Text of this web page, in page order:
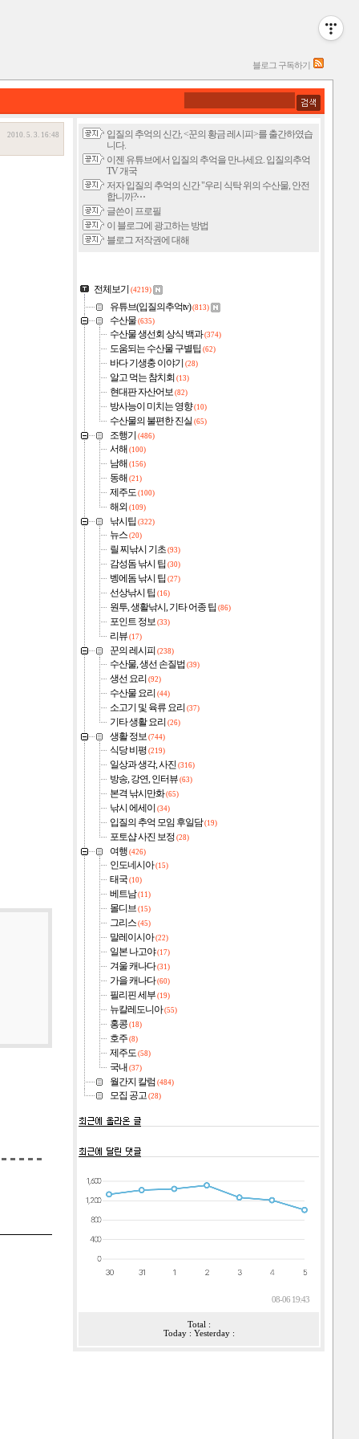
블로그 구독하기
2010. 5. 3. 16:48
입질의 추억의 신간, <꾼의 황금 레시피>를 출간하였습
니다.
이젠 유튜브에서 입질의 추억을 만나세요. 입질의추억
TV 개국
저자 입질의 추억의 신간 "우리 식탁 위의 수산물, 안전
합니까?⋯
글쓴이 프로필
이 블로그에 광고하는 방법
블로그 저작권에 대해
전체보기 (4219)
유튜브(입질의추억tv)(813)
수산물 (635)
수산물 생선회 상식 백과(374)
도움되는 수산물 구별팁 (62)
바다 기생충 이야기 (28)
알고 먹는 참치회 (13)
현대판 자산어보 (82)
방사능이 미치는 영향(10)
수산물의 불편한 진실 (65)
조행기 (486)
서해 (100)
남해 (156)
동해 (21)
제주도 (100)
해외 (109)
낚시팁(322)
뉴스 (20)
릴 찌낚시 기초 (93)
감성돔 낚시 팁 (30)
벵에돔 낚시 팁 (27)
선상낚시 팁 (16)
원투, 생활낚시, 기타 어종 팁 (86)
포인트 정보 (33)
리뷰 (17)
꾼의 레시피 (238)
수산물, 생선 손질법 (39)
생선 요리 (92)
수산물 요리 (44)
소고기 및 육류 요리 (37)
기타 생활 요리 (26)
생활 정보 (744)
식당 비평 (219)
일상과 생각, 사진 (316)
방송, 강연, 인터뷰 (63)
본격 낚시만화(65)
낚시 에세이 (34)
입질의 추억 모임 후일담(19)
포토샵 사진 보정 (28)
여행 (426)
인도네시아(15)
태국 (10)
베트남(11)
몰디브 (15)
그리스 (45)
말레이시아(22)
일본 나고야(17)
겨울 캐나다(31)
가을 캐나다(60)
필리핀 세부 (19)
뉴칼레도니아(55)
홍콩 (18)
호주 (8)
제주도 (58)
국내 (37)
월간지 칼럼 (484)
모집 공고 (28)
08-06 19:43
Total :
Today : Yesterday :